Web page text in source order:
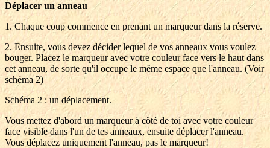
Déplacer un anneau
1. Chaque coup commence en prenant un marqueur dans la réserve.
2. Ensuite, vous devez décider lequel de vos anneaux vous voulez
bouger. Placez le marqueur avec votre couleur face vers le haut dans
cet anneau, de sorte qu'il occupe le même espace que l'anneau. (Voir
schéma 2)
Schéma 2 : un déplacement.
Vous mettez d'abord un marqueur à côté de toi avec votre couleur
face visible dans l'un de tes anneaux, ensuite déplacer l'anneau.
Vous déplacez uniquement l'anneau, pas le marqueur!